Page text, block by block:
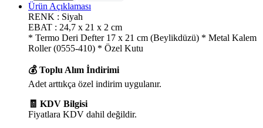
Ürün Açıklaması
RENK : Siyah
EBAT : 24,7 x 21 x 2 cm
* Termo Deri Defter 17 x 21 cm (Beylikdüzü) * Metal Kalem
Roller (0555-410) * Özel Kutu
💰 Toplu Alım İndirimi
Adet arttıkça özel indirim uygulanır.
🧾 KDV Bilgisi
Fiyatlara KDV dahil değildir.